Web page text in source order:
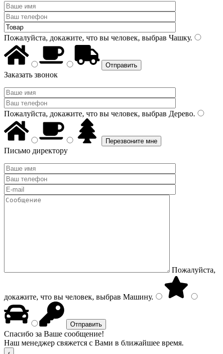
Пожалуйста, докажите, что вы человек, выбрав Чашку.
Заказать звонок
Пожалуйста, докажите, что вы человек, выбрав Дерево.
Письмо директору
Пожалуйста,
докажите, что вы человек, выбрав Машину.
Спасибо за Ваше сообщение!
Наш менеджер свяжется с Вами в ближайшее время.